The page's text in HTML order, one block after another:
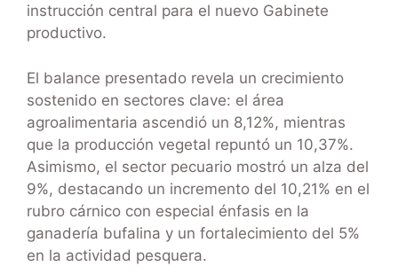
instrucción central para el nuevo Gabinete
productivo.
El balance presentado revela un crecimiento
sostenido en sectores clave: el área
agroalimentaria ascendió un 8,12%, mientras
que la producción vegetal repuntó un 10,37%.
Asimismo, el sector pecuario mostró un alza del
9%, destacando un incremento del 10,21% en el
rubro cárnico con especial énfasis en la
ganadería bufalina y un fortalecimiento del 5%
en la actividad pesquera.